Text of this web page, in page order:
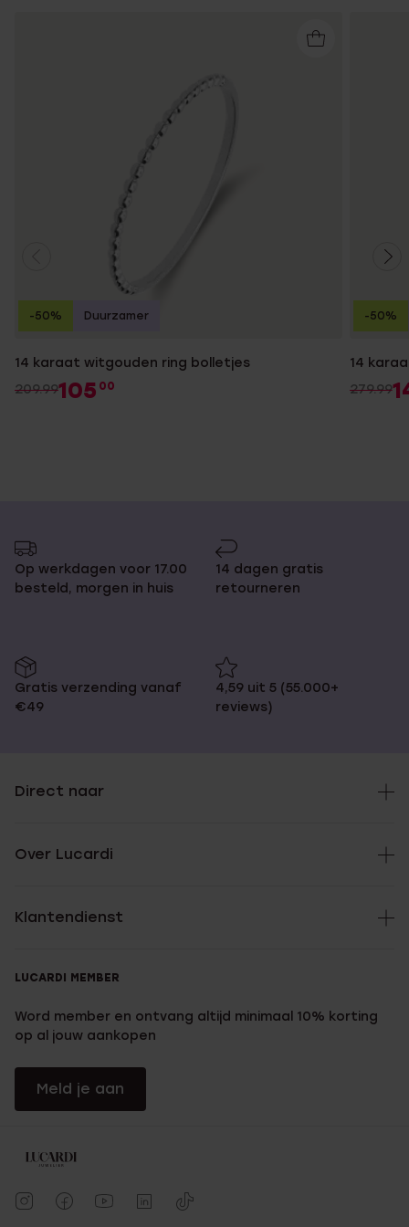
14 karaat witgouden ring bolletjes
209.99105 00
-50% Duurzamer
14
279.99
-50%
Op werkdagen voor 17.00
besteld, morgen in huis
14 dagen gratis
retourneren
Gratis verzending vanaf
€49
4,59 uit 5 (55.000+
reviews)
Direct naar
Over Lucardi
Klantendienst
LUCARDI MEMBER
Word member en ontvang altijd minimaal 10% korting
op al jouw aankopen
Meld je aan